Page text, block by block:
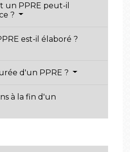
un PPRE peut-il
?
est-il élaboré ?
d'un PPRE ?
à la fin d'un